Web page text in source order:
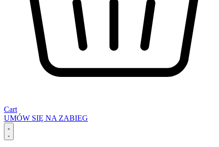
Cart
UMÓW SIĘ NA ZABIEG